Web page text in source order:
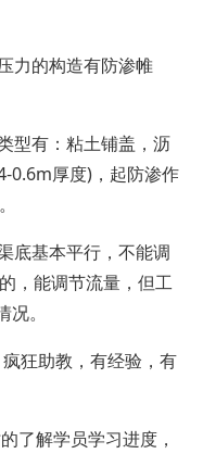
的构造有防渗帷
有：粘土铺盖，沥
0.6m厚度)，起防渗作
基本平行，不能调
，能调节流量，但工
。
狂助教，有经验，有
了解学员学习进度，